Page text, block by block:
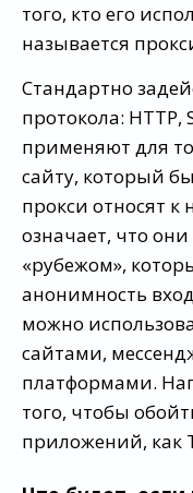
того, кто его
называется
Стандартно
протокола: HTTP,
применяют для
сайту, который
прокси относят к
означает, что
«рубежом»,
анонимность
можно
сайтами,
платформами.
того, чтобы
приложений, как